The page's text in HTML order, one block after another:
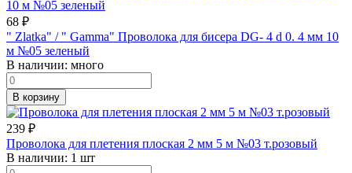
68 ₽
" Zlatka" / " Gamma" Проволока для бисера DG- 4 d 0. 4 мм 10
м №05 зеленый
В наличии: много
В корзину
239 ₽
Проволока для плетения плоская 2 мм 5 м №03 т.розовый
В наличии: 1 шт